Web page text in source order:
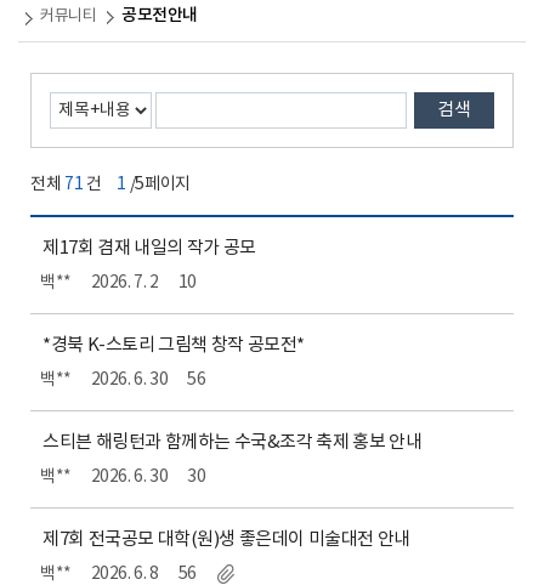
커뮤니티 공모전안내
검색
전체 71 건 1 /5페이지
제17회 겸재 내일의 작가 공모
백** 2026. 7. 2 10
*경북 K-스토리 그림책 창작 공모전*
백** 2026. 6. 30 56
스티븐 해링턴과 함께하는 수국&조각 축제 홍보 안내
백** 2026. 6. 30 30
제7회 전국공모 대학(원)생 좋은데이 미술대전 안내
백** 2026. 6. 8 56